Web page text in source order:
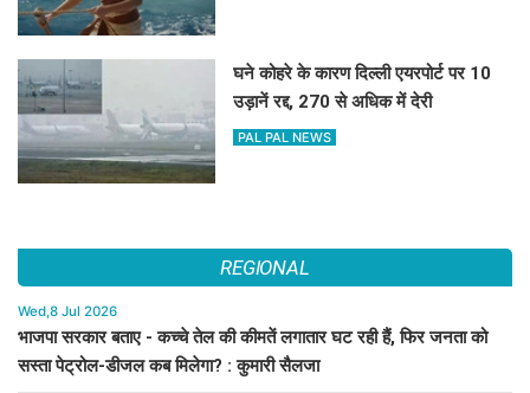
घने कोहरे के कारण दिल्ली एयरपोर्ट पर 10
उड़ानें रद्द, 270 से अधिक में देरी
PAL PAL NEWS
REGIONAL
Wed,8 Jul 2026
भाजपा सरकार बताए - कच्चे तेल की कीमतें लगातार घट रही हैं, फिर जनता को
सस्ता पेट्रोल-डीजल कब मिलेगा? : कुमारी सैलजा